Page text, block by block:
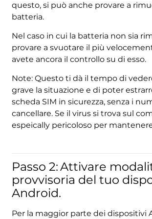
questo, si può anche provare a
batteria.
Nel caso in cui la batteria non sia
provare a svuotare il più
avete ancora il controllo su di esso.
Note: Questo ti dà il tempo di
grave la situazione e di poter
scheda SIM in sicurezza, senza i
cancellare. Se il virus si trova sul
espeically pericoloso per
Passo 2:Attivare
provvisoria del tuo
Android.
Per la maggior parte dei dispositivi